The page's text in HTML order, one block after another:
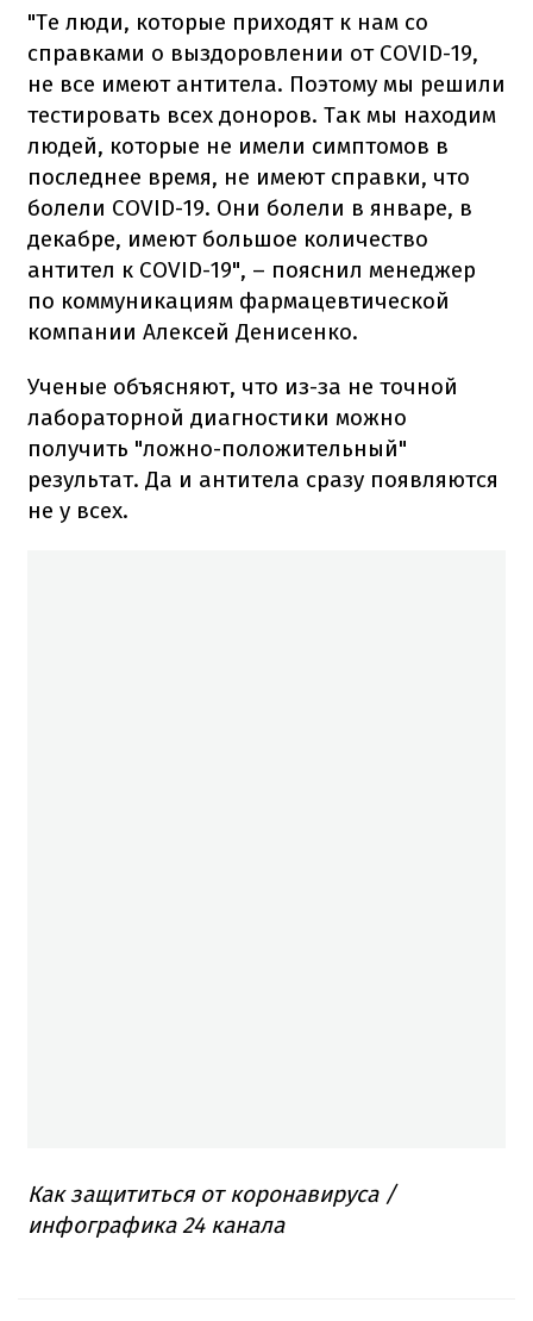
"Те люди, которые приходят к нам со
справками о выздоровлении от COVID-19,
не все имеют антитела. Поэтому мы решили
тестировать всех доноров. Так мы находим
людей, которые не имели симптомов в
последнее время, не имеют справки, что
болели COVID-19. Они болели в январе, в
декабре, имеют большое количество
антител к COVID-19", – пояснил менеджер
по коммуникациям фармацевтической
компании Алексей Денисенко.
Ученые объясняют, что из-за не точной
лабораторной диагностики можно
получить "ложно-положительный"
результат. Да и антитела сразу появляются
не у всех.
Как защититься от коронавируса /
инфографика 24 канала